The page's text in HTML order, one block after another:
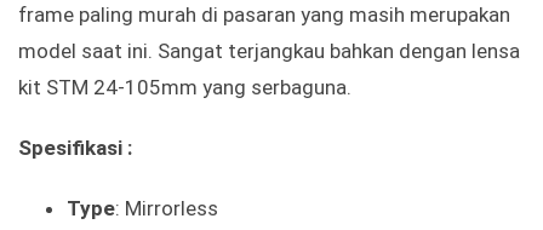
frame paling murah di pasaran yang masih merupakan
model saat ini. Sangat terjangkau bahkan dengan lensa
kit STM 24-105mm yang serbaguna.
Spesifikasi :
Type: Mirrorless